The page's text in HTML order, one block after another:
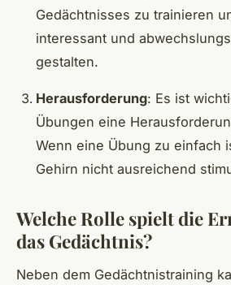
Gedächtnisses zu trainieren
interessant und
gestalten.
Herausforderung: Es ist
Übungen eine
Wenn eine Übung zu einfach
Gehirn nicht ausreichend
Welche Rolle spielt die
das Gedächtnis?
Neben dem Gedächtnistraining